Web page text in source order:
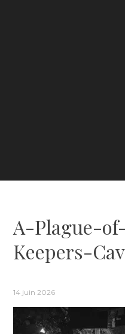
A-Plague-
Keepers-
14 juin 2026